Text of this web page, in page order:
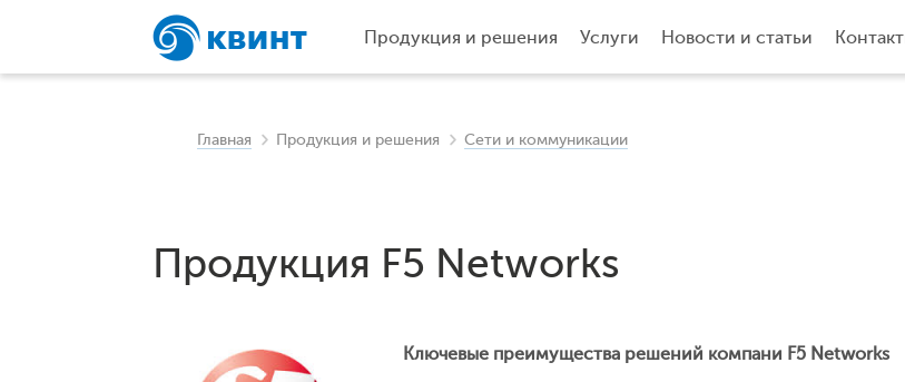
Продукция и решения Услуги Новости и статьи
Главная Продукция и решения Сети и коммуникации
Продукция F5 Networks
Ключевые преимущества решений компани F5 Networks